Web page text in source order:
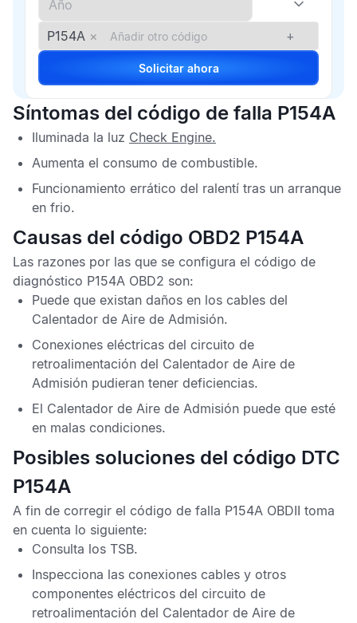
P154A × +
Solicitar ahora
Síntomas del código de falla P154A
Iluminada la luz Check Engine.
Aumenta el consumo de combustible.
Funcionamiento errático del ralentí tras un arranque
en frio.
Causas del código OBD2 P154A
Las razones por las que se configura el código de
diagnóstico P154A OBD2 son:
Puede que existan daños en los cables del
Calentador de Aire de Admisión.
Conexiones eléctricas del circuito de
retroalimentación del Calentador de Aire de
Admisión pudieran tener deficiencias.
El Calentador de Aire de Admisión puede que esté
en malas condiciones.
Posibles soluciones del código DTC
P154A
A fin de corregir el código de falla P154A OBDII toma
en cuenta lo siguiente:
Consulta los TSB.
Inspecciona las conexiones cables y otros
componentes eléctricos del circuito de
retroalimentación del Calentador de Aire de